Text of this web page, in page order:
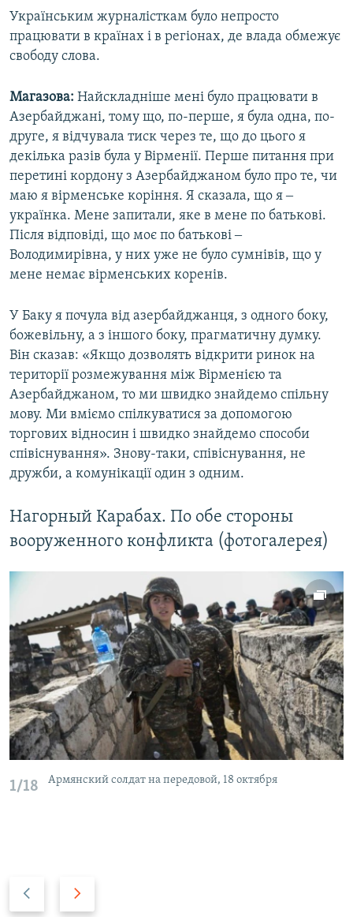
v
i
o
s
s
l
i
d
e
t
s
l
d
e
Українським журналісткам було непросто
працювати в країнах і в регіонах, де влада обмежує
свободу слова.
Магазова: Найскладніше мені було працювати в
Азербайджані, тому що, по-перше, я була одна, по-
друге, я відчувала тиск через те, що до цього я
декілька разів була у Вірменії. Перше питання при
перетині кордону з Азербайджаном було про те, чи
маю я вірменське коріння. Я сказала, що я ‒
українка. Мене запитали, яке в мене по батькові.
Після відповіді, що моє по батькові ‒
Володимирівна, у них уже не було сумнівів, що у
мене немає вірменських коренів.
У Баку я почула від азербайджанця, з одного боку,
божевільну, а з іншого боку, прагматичну думку.
Він сказав: «Якщо дозволять відкрити ринок на
території розмежування між Вірменією та
Азербайджаном, то ми швидко знайдемо спільну
мову. Ми вміємо спілкуватися за допомогою
торгових відносин і швидко знайдемо способи
співіснування». Знову-таки, співіснування, не
дружби, а комунікації один з одним.
Нагорный Карабах. По обе стороны
вооруженного конфликта (фотогалерея)
1/18 Армянский солдат на передовой, 18 октября